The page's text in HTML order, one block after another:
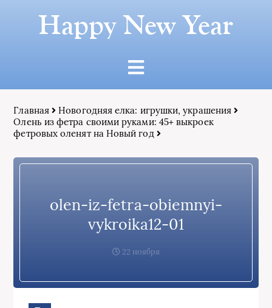
Happy New Year
Главная
Новогодняя елка: игрушки, украшения
Олень из фетра своими руками: 45+ выкроек
фетровых оленят на Новый год
olen-iz-fetra-obiemnyi-
vykroika12-01
22 ноября